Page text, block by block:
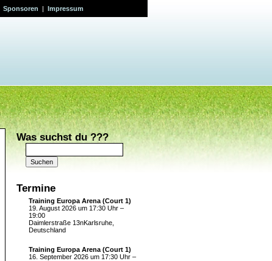
Sponsoren | Impressum
Was suchst du ???
Suchen
nach:
Termine
Training Europa Arena (Court 1)
19. August 2026 um 17:30 Uhr –
19:00
Daimlerstraße 13nKarlsruhe,
Deutschland
Training Europa Arena (Court 1)
16. September 2026 um 17:30 Uhr –